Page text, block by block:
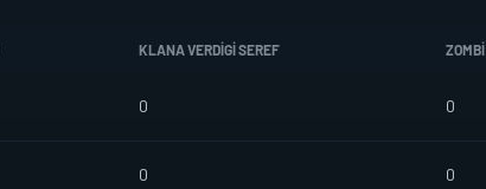
KLANA VERDIGI SEREF ZOMBI
0 0
0 0